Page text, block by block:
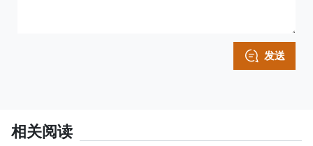
发送
相关阅读